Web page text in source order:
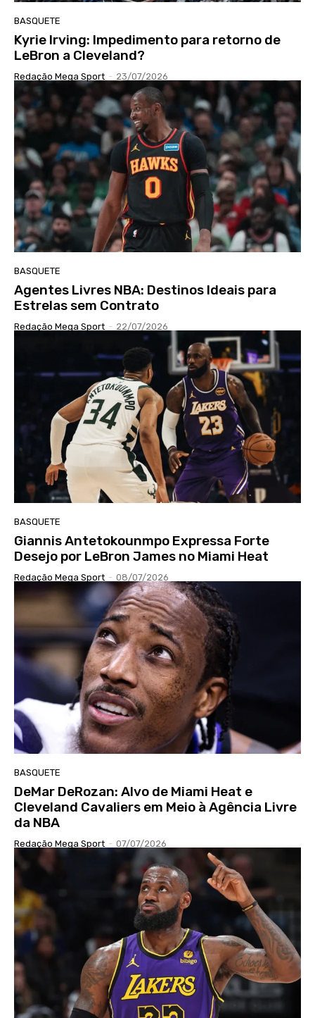
BASQUETE
Kyrie Irving: Impedimento para retorno de
LeBron a Cleveland?
Redação Mega Sport - 23/07/2026
BASQUETE
Agentes Livres NBA: Destinos Ideais para
Estrelas sem Contrato
Redação Mega Sport - 22/07/2026
BASQUETE
Giannis Antetokounmpo Expressa Forte
Desejo por LeBron James no Miami Heat
Redação Mega Sport - 08/07/2026
BASQUETE
DeMar DeRozan: Alvo de Miami Heat e
Cleveland Cavaliers em Meio à Agência Livre
da NBA
Redação Mega Sport - 07/07/2026